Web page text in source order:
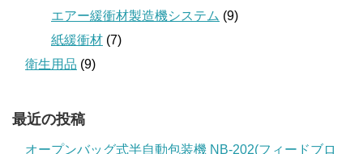
エアー緩衝材製造機システム (9)
紙緩衝材 (7)
衛生用品 (9)
最近の投稿
オープンバッグ式半自動包装機 NB-202(フィードブロ